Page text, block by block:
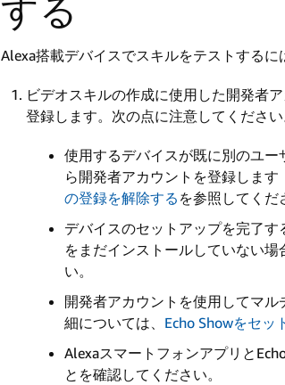
する
Alexa搭載デバイスでスキルをテストするに
ビデオスキルの作成に使用した開発者
登録します。次の点に注意してください
使用するデバイスが既に別のユ
ら開発者アカウントを登録します
の登録を解除する を参照してくだ
デバイスのセットアップを完了す
をまだインストールしていない
い。
開発者アカウントを使用してマ
細については、 Echo Showをセッ
Alexaスマートフォンアプリと
とを確認してください。